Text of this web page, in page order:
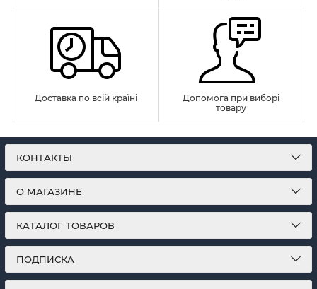
Доставка по всій країні
Допомога при виборі
товару
КОНТАКТЫ
О МАГАЗИНЕ
КАТАЛОГ ТОВАРОВ
ПОДПИСКА